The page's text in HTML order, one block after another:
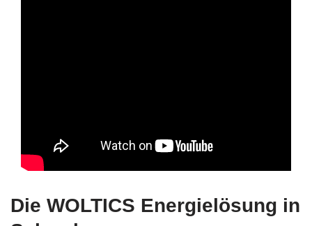
Die WOLTICS Energielösung in